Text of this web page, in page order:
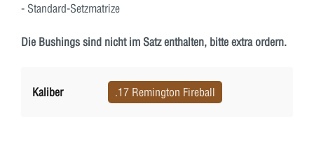
- Standard-Setzmatrize
Die Bushings sind nicht im Satz enthalten, bitte extra ordern.
Kaliber .17 Remington Fireball